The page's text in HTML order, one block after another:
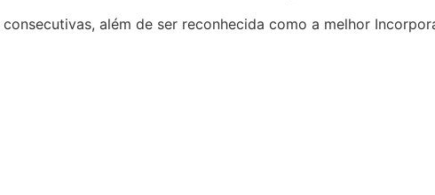
além de ser reconhecida como a melhor